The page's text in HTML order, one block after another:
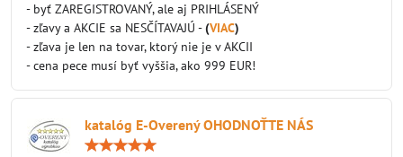
- byť ZAREGISTROVANÝ, ale aj PRIHLÁSENÝ
- zľavy a AKCIE sa NESČÍTAVAJÚ -(VIAC)
- zľava je len na tovar, ktorý nie je v AKCII
- cena pece musí byť vyššia, ako 999 EUR!
katalóg E-Overený OHODNOŤTE NÁS